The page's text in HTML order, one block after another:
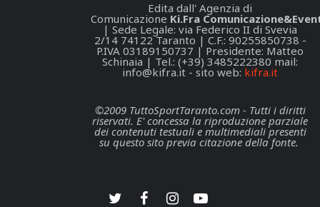
Edita dall' Agenzia di
Comunicazione Ki.Fra
| Sede Legale: via Federico II di Svevia
2/14 74122 Taranto | C.F.: 90255850738 -
P.IVA 03189150737 | Presidente: Matteo
Schinaia | Tel.: (+39) 3485222380 mail:
info@kifra.it - sito web: kifra.it
©2009 TuttoSportTaranto.com - Tutti i diritti
riservati. E' concessa la riproduzione parziale
dei contenuti testuali e multimediali presenti
su questo sito previa citazione della fonte.